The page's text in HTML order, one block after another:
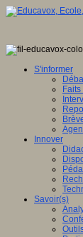
S'informer
Innover
Savoir(s)